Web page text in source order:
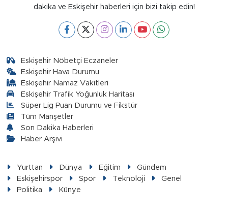
dakika ve Eskişehir haberleri için bizi takip edin!
Eskişehir Nöbetçi Eczaneler
Eskişehir Hava Durumu
Eskişehir Namaz Vakitleri
Eskişehir Trafik Yoğunluk Haritası
Süper Lig Puan Durumu ve Fikstür
Tüm Manşetler
Son Dakika Haberleri
Haber Arşivi
Yurttan Dünya Eğitim
Gündem
Eskişehirspor
Spor Teknoloji
Genel
Politika
Künye